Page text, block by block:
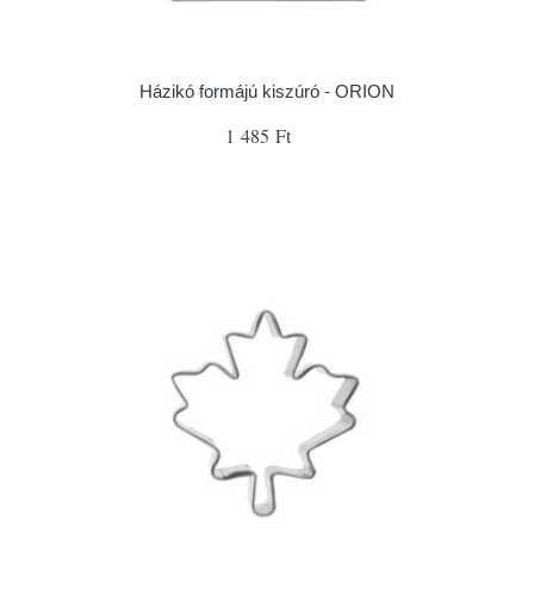
Házikó formájú kiszúró - ORION
1 485 Ft